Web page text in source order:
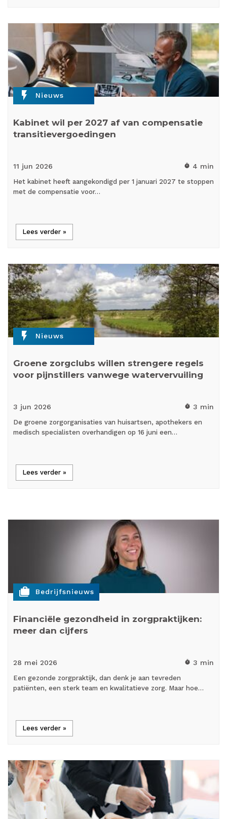
flash_on Nieuws
Kabinet wil per 2027 af van compensatie
transitievergoedingen
11 jun 2026 timer 4 min
Het kabinet heeft aangekondigd per 1 januari 2027 te stoppen
met de compensatie voor…
Lees verder »
flash_on Nieuws
Groene zorgclubs willen strengere regels
voor pijnstillers vanwege watervervuiling
3 jun 2026 timer 3 min
De groene zorgorganisaties van huisartsen, apothekers en
medisch specialisten overhandigen op 16 juni een…
Lees verder »
cases Bedrijfsnieuws
Financiële gezondheid in zorgpraktijken:
meer dan cijfers
28 mei 2026 timer 3 min
Een gezonde zorgpraktijk, dan denk je aan tevreden
patiënten, een sterk team en kwalitatieve zorg. Maar hoe…
Lees verder »